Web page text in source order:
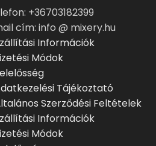
+36703182399
cím: info @ mixery.hu
Információk
Módok
Tájékoztató
Szerződési Feltételek
Információk
Módok